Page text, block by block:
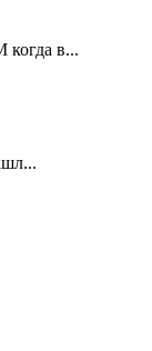
в...